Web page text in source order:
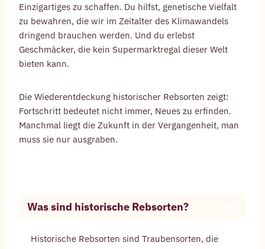
Einzigartiges zu schaffen. Du hilfst, genetische Vielfalt
zu bewahren, die wir im Zeitalter des Klimawandels
dringend brauchen werden. Und du erlebst
Geschmäcker, die kein Supermarktregal dieser Welt
bieten kann.
Die Wiederentdeckung historischer Rebsorten zeigt:
Fortschritt bedeutet nicht immer, Neues zu erfinden.
Manchmal liegt die Zukunft in der Vergangenheit, man
muss sie nur ausgraben.
Was sind historische Rebsorten?
Historische Rebsorten sind Traubensorten, die